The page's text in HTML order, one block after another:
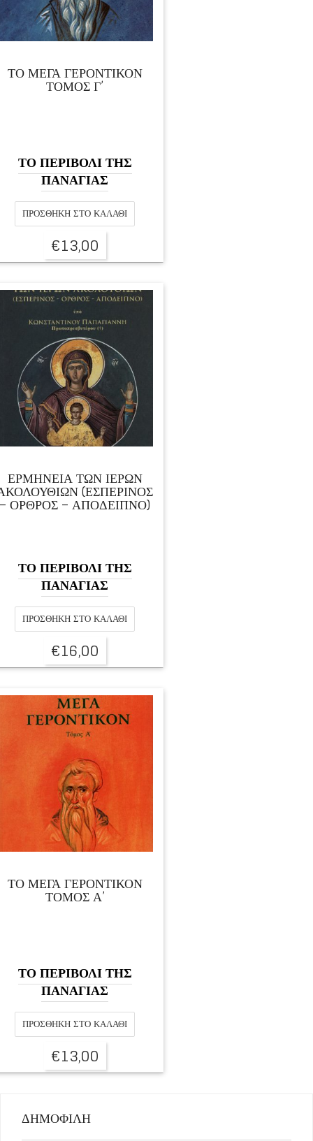
ΤΟ ΜΕΓΑ ΓΕΡΟΝΤΙΚΟΝ
ΤΟΜΟΣ Γ’
ΤΟ ΠΕΡΙΒΟΛΙ ΤΗΣ
ΠΑΝΑΓΙΑΣ
ΠΡΟΣΘΉΚΗ ΣΤΟ ΚΑΛΆΘΙ
€13,00
ΕΡΜΗΝΕΙΑ ΤΩΝ ΙΕΡΩΝ
(ΕΣΠΕΡΙΝΟΣ
– ΟΡΘΡΟΣ – ΑΠΟΔΕΙΠΝΟ)
ΤΟ ΠΕΡΙΒΟΛΙ ΤΗΣ
ΠΑΝΑΓΙΑΣ
ΠΡΟΣΘΉΚΗ ΣΤΟ ΚΑΛΆΘΙ
€16,00
ΤΟ ΜΕΓΑ ΓΕΡΟΝΤΙΚΟΝ
ΤΟΜΟΣ Α’
ΤΟ ΠΕΡΙΒΟΛΙ ΤΗΣ
ΠΑΝΑΓΙΑΣ
ΠΡΟΣΘΉΚΗ ΣΤΟ ΚΑΛΆΘΙ
€13,00
ΔΗΜΟΦΙΛΗ